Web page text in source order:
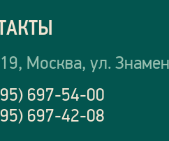
Москва, ул.
697-54-00
697-42-08